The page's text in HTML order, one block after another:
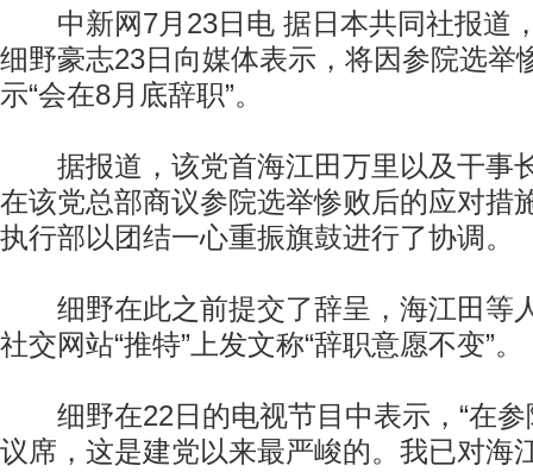
中新网7月23日电 据日本共同社报道
细野豪志23日向媒体表示，将因参院选举
示“会在8月底辞职”。
据报道，该党首海江田万里以及干事
在该党总部商议参院选举惨败后的应对措
执行部以团结一心重振旗鼓进行了协调。
细野在此之前提交了辞呈，海江田等
社交网站“推特”上发文称“辞职意愿不变”。
细野在22日的电视节目中表示，“在参
议席，这是建党以来最严峻的。我已对海